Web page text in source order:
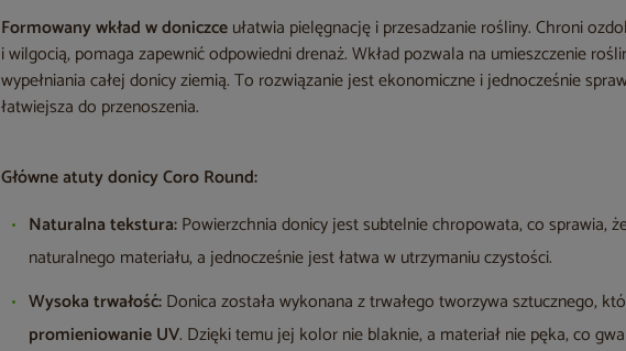
Formowany wkład w doniczceułatwia pielęgnację i przesadzanie rośliny. Chroni
i wilgocią, pomaga zapewnić odpowiedni drenaż. Wkład pozwala na umieszczenie
wypełniania całej donicy ziemią. To rozwiązanie jest ekonomiczne i jednocześnie
łatwiejsza do przenoszenia.
Główne atuty donicy Coro Round:
Naturalna tekstura:Powierzchnia donicy jest subtelnie chropowata, co sprawia,
naturalnego materiału, a jednocześnie jest łatwa w utrzymaniu czystości.
Wysoka trwałość:Donica została wykonana z trwałego tworzywa sztucznego,
promieniowanie UV. Dzięki temu jej kolor nie blaknie, a materiał nie pęka, co